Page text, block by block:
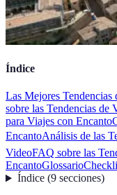
Índice
Las Mejores Tendencias
sobre las Tendencias de
para Viajes con Encanto
EncantoAnálisis de las
VideoFAQ sobre las
EncantoGlossario
Índice(9 secciones)